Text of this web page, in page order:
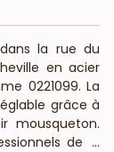
la rue du
en acier
0221099. La
grâce à
mousqueton.
de la
...